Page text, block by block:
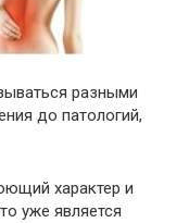
разными
до патологий,
характер и
уже является